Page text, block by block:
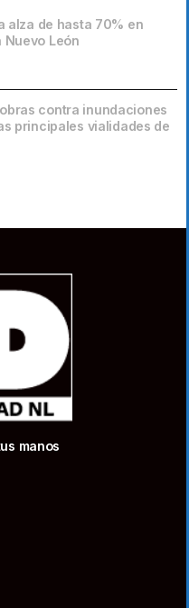
alza de hasta 70% en
León
contra inundaciones
principales vialidades de
manos